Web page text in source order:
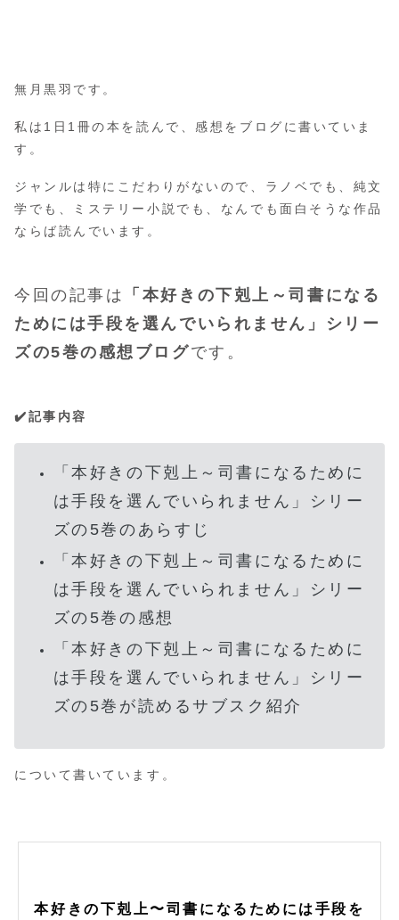
無月黒羽です。
私は1日1冊の本を読んで、感想をブログに書いていま
す。
ジャンルは特にこだわりがないので、ラノベでも、純文
学でも、ミステリー小説でも、なんでも面白そうな作品
ならば読んでいます。
今回の記事は
「本好きの下剋上～司書になる
ためには手段を選んでいられません」シリー
ズの5巻の感想ブログです。
✔️記事内容
「本好きの下剋上～司書になるために
は手段を選んでいられません」シリー
ズの5巻のあらすじ
「本好きの下剋上～司書になるために
は手段を選んでいられません」シリー
ズの5巻の感想
「本好きの下剋上～司書になるために
は手段を選んでいられません」シリー
ズの5巻が読めるサブスク紹介
について書いています。
本好きの下剋上〜司書になるためには手段を